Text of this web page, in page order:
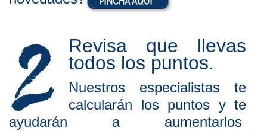
Revisa que llevas
todos los puntos.
Nuestros especialistas te
calcularán los puntos y te
ayudarán a aumentarlos